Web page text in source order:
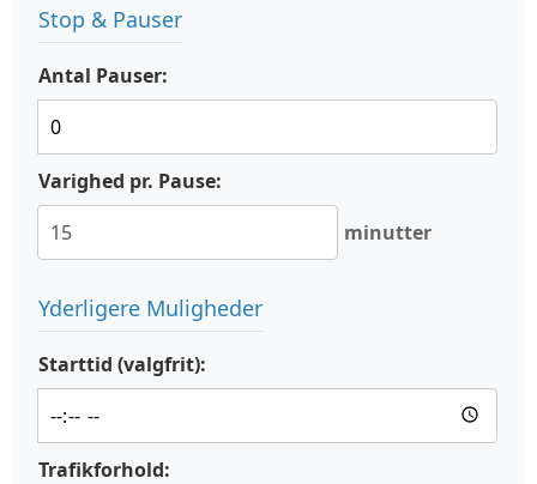
Stop & Pauser
Antal Pauser:
Varighed pr. Pause:
minutter
Yderligere Muligheder
Starttid (valgfrit):
Trafikforhold: